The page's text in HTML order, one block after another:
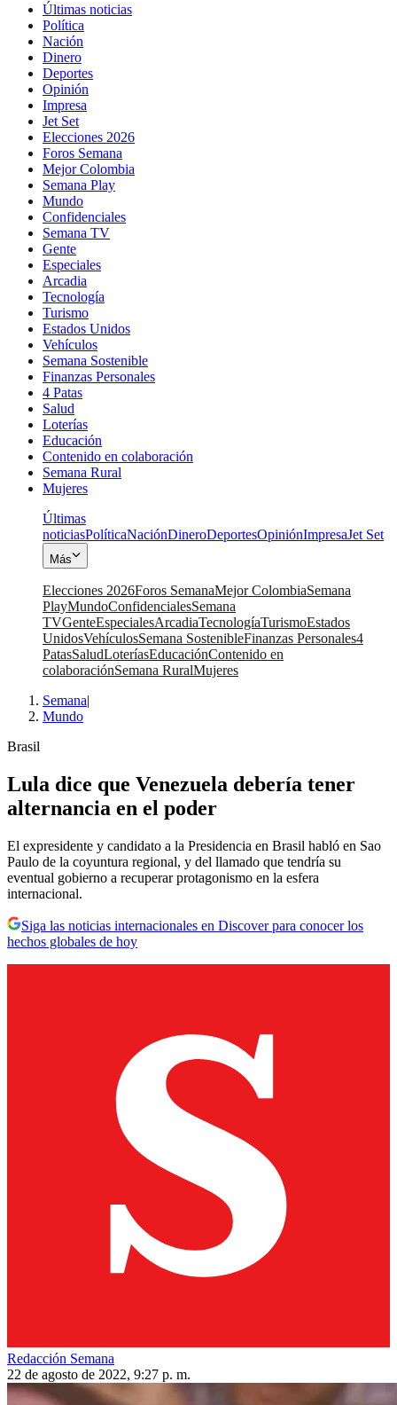
Últimas noticias
Política
Nación
Dinero
Deportes
Opinión
Impresa
Jet Set
Elecciones 2026
Foros Semana
Mejor Colombia
Semana Play
Mundo
Confidenciales
Semana TV
Gente
Especiales
Arcadia
Tecnología
Turismo
Estados Unidos
Vehículos
Semana Sostenible
Finanzas Personales
4 Patas
Salud
Loterías
Educación
Contenido en colaboración
Semana Rural
Mujeres
Últimas
noticiasPolíticaNaciónDineroDeportesOpiniónImpresaJet Set
Más
Elecciones 2026Foros SemanaMejor ColombiaSemana
PlayMundoConfidencialesSemana
TVGenteEspecialesArcadiaTecnologíaTurismoEstados
UnidosVehículosSemana SostenibleFinanzas Personales4
PatasSaludLoteríasEducaciónContenido en
colaboraciónSemana RuralMujeres
Semana|
Mundo
Brasil
Lula dice que Venezuela debería tener
alternancia en el poder
El expresidente y candidato a la Presidencia en Brasil habló en Sao
Paulo de la coyuntura regional, y del llamado que tendría su
eventual gobierno a recuperar protagonismo en la esfera
internacional.
Siga las noticias internacionales en Discover para conocer los
hechos globales de hoy
Redacción Semana
22 de agosto de 2022, 9:27 p. m.